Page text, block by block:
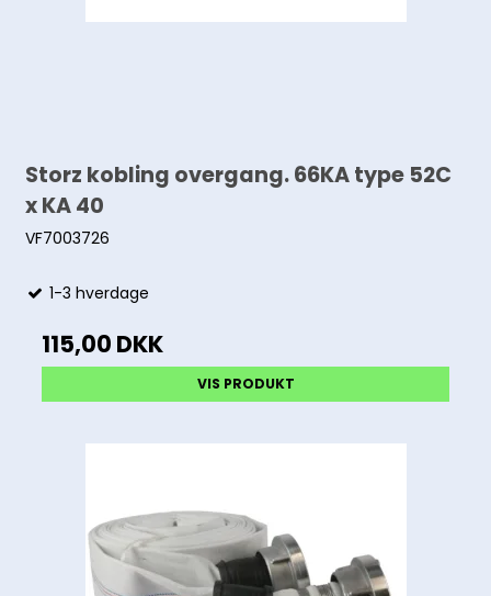
Storz kobling overgang. 66KA type 52C
x KA 40
VF7003726
1-3 hverdage
115,00 DKK
VIS PRODUKT